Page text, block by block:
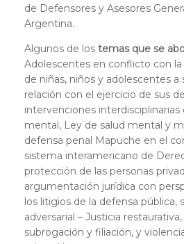
de Defensores y Asesores
Argentina.
Algunos de los temas que se
Adolescentes en conflicto con
de niñas, niños y adolescentes a
relación con el ejercicio de sus
intervenciones interdisciplinarias
mental, Ley de salud mental y
defensa penal Mapuche en el
sistema interamericano de
protección de las personas
argumentación jurídica con
los litigios de la defensa pública,
adversarial – Justicia restaurativa,
subrogación y filiación, y